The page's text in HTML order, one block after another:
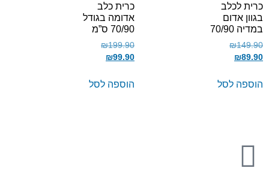
כרית לכלב
בגוון אדום
במדיה 70/90
₪149.90
₪89.90
הוספה לסל
כרית כלב
אדומה בגודל
70/90 ס”מ
₪199.90
₪99.90
הוספה לסל